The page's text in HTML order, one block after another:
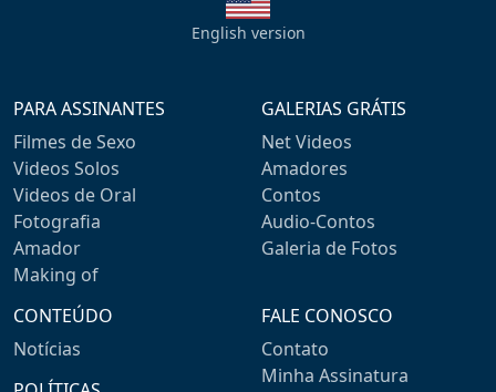
English version
PARA ASSINANTES
Filmes de Sexo
Videos Solos
Videos de Oral
Fotografia
Amador
Making of
GALERIAS GRÁTIS
Net Videos
Amadores
Contos
Audio-Contos
Galeria de Fotos
CONTEÚDO
Notícias
FALE CONOSCO
Contato
Minha Assinatura